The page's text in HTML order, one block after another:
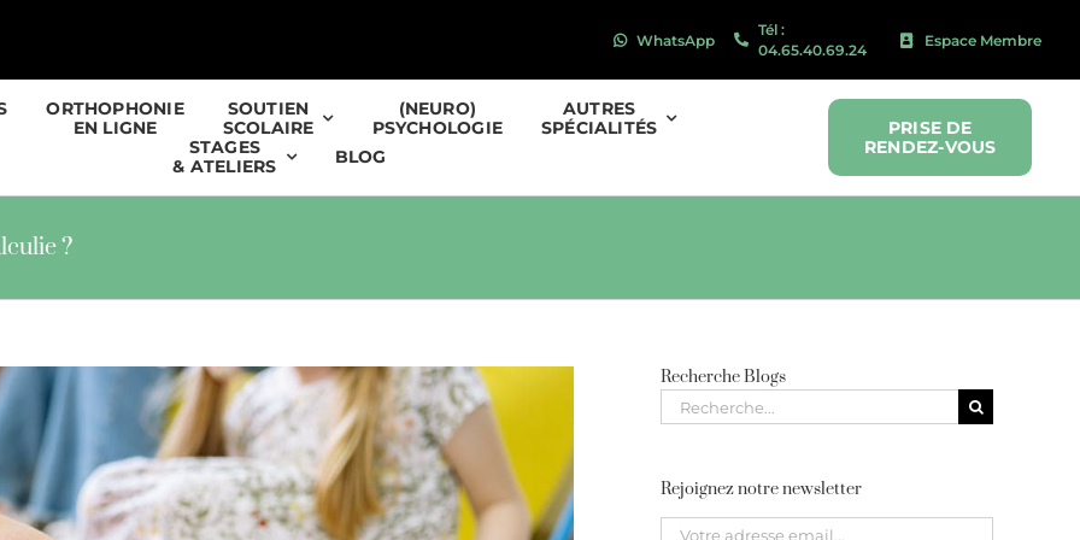
WhatsApp
Tél :
04.65.40.69.24
Espace Membre
ORTHOPHONIE
EN LIGNE
SOUTIEN
SCOLAIRE
(NEURO)
PSYCHOLOGIE
AUTRES
SPÉCIALITÉS
STAGES
& ATELIERS
BLOG
PRISE DE
RENDEZ-VOUS
?
Recherche Blogs
Recherche
pour
Rejoignez notre newsletter
Please leave this field empty.